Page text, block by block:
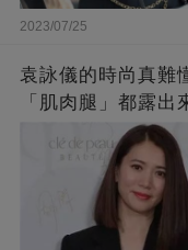
2023/07/25
袁詠儀的時尚真難
「肌肉腿」都露出